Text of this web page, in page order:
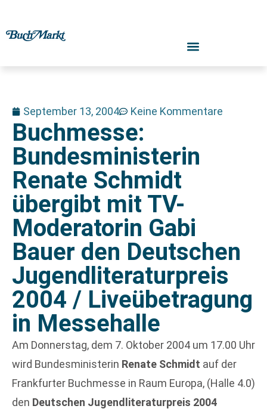
September 13, 2004 Keine Kommentare
Buchmesse:
Bundesministerin
Renate Schmidt
übergibt mit TV-
Moderatorin Gabi
Bauer den Deutschen
Jugendliteraturpreis
2004 / Liveübetragung
in Messehalle
Am Donnerstag, dem 7. Oktober 2004 um 17.00 Uhr
wird Bundesministerin Renate Schmidt auf der
Frankfurter Buchmesse in Raum Europa, (Halle 4.0)
den Deutschen Jugendliteraturpreis 2004